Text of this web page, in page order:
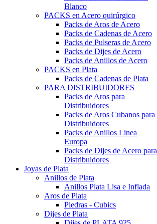
Blanco
PACKS en Acero quirúrgico
Packs de Aros de Acero
Packs de Cadenas de Acero
Packs de Pulseras de Acero
Packs de Dijes de Acero
Packs de Anillos de Acero
PACKS en Plata
Packs de Cadenas de Plata
PARA DISTRIBUIDORES
Packs de Aros para
Distribuidores
Packs de Aros Cubanos para
Distribuidores
Packs de Anillos Linea
Europa
Packs de Dijes de Acero para
Distribuidores
Joyas de Plata
Anillos de Plata
Anillos Plata Lisa e Inflada
Aros de Plata
Piedras - Cubics
Dijes de Plata